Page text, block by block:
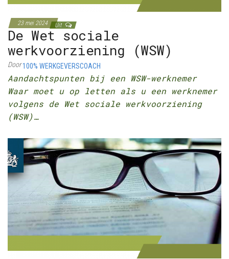
23 mei 2024 Uit
De Wet sociale
werkvoorziening (WSW)
Door100% WERKGEVERSCOACH
Aandachtspunten bij een WSW-werknemer
Waar moet u op letten als u een werknemer
volgens de Wet sociale werkvoorziening
(WSW)…